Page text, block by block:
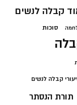
קבלה לנשים
סוכות
קבלה לנשים
תורת הנסתר